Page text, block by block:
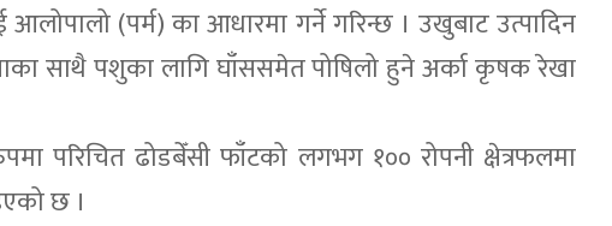
आलोपालो (पर्म) का आधारमा गर्ने गरिन्छ । उखुबाट उत्पादिन
साथै पशुका लागि घाँससमेत पोषिलो हुने अर्का कृषक रेखा
परिचित ढोडबेँसी फाँटको लगभग १०० रोपनी क्षेत्रफलमा
छ ।